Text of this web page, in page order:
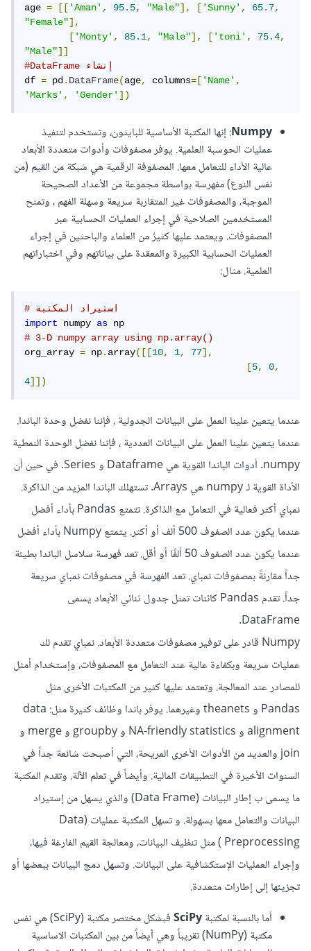
age = [['Aman', 95.5, "Male"], ['Sunny', 65.7,
"Female"],
['Monty', 85.1, "Male"], ['toni', 75.4,
"Male"]]
df = pd.DataFrame(age, columns=['Name',
'Marks', 'Gender'])
Numpy: إنها المكتبة الأساسية للبايثون، وتستخدم لتنفيذ
عمليات الحوسبة العلمية. يوفر مصفوفات وأدوات متعددة الأبعاد
عالية الأداء للتعامل معها. المصفوفة الرقمية هي شبكة من القيم (من
نفس النوع) مفهرسة بواسطة مجموعة من الأعداد الصحيحة
الموجبة، والمصفوفات غير المتقاربة سريعة وسهلة الفهم ، وتمنح
المستخدمين الصلاحية في إجراء العمليات الحسابية عبر
المصفوفات. ويعتمد عليها كثيرٌ من العلماء والباحثين في إجراء
العمليات الحسابية الكبيرة والمعقدة على بياناتهم وفي اختباراتهم
العلمية. مثال:
# استيراد المكتبة
import
numpy as
# 3-D numpy array using np.array()
org_array = np.array([[10, 1, 77],
[5, 0,
4]])
عندما يتعين علينا العمل على البيانات الجدولية ، فإننا نفضل وحدة الباندا.
عندما يتعين علينا العمل على البيانات العددية ، فإننا نفضل الوحدة النمطية
numpy. أدوات الباندا القوية هي Dataframe و Series. في حين أن
الأداة القوية لـ numpy هي Arrays. تستهلك الباندا المزيد من الذاكرة.
نمباي أكثر فعالية في التعامل مع الذاكرة. تتمتع Pandas بأداء أفضل
عندما يكون عدد الصفوف 500 ألف أو أكثر. يتمتع Numpy بأداء أفضل
عندما يكون عدد الصفوف 50 ألفًا أو أقل. تعد فهرسة سلاسل الباندا بطيئة
جداً مقارنةً بمصفوفات نمباي. تعد الفهرسة في مصفوفات نمباي سريعة
جداً. تقدم Pandas كائنات تمثل جدول ثنائي الأبعاد يسمى
DataFrame.
Numpy قادر على توفير مصفوفات متعددة الأبعاد. نمباي تقدم لك
عمليات سريعة وبكفاءة عالية عند التعامل مع المصفوفات، وإستخدام أمثل
للمصادر عند المعالجة. وتعتمد عليها كثير من المكتبات الأخرى مثل
Pandas و theanets وغيرهما. يوفر باندا وظائف كثيرة مثل: data
alignment و NA-friendly statistics و groupby و merge و
join والعديد من الأدوات الأخرى المريحة، التي أصبحت شائعة جداً في
السنوات الأخيرة في التطبيقات المالية. وأيضاً في تعلم الآلة. وتقدم المكتبة
ما يسمى ب إطار البيانات (Data Frame) والذي يسهل من إستيراد
البيانات والتعامل معها بسهولة. و تسهل المكتبة عمليات (Data
Preprocessing ) مثل تنظيف البيانات، ومعالجة القيم الفارغة فيها،
وإجراء العمليات الإستكشافية على البيانات. وتسهل دمج البيانات ببعضها أو
تجزيئها إلى إطارات متعددة.
أما بالنسبة لمكتبةSciPy
فبشكل مختصر مكتبة (SciPy) هي نفس
مكتبة (NumPy) تقريباً وهي أيضاً من بين المكتبات الاساسية